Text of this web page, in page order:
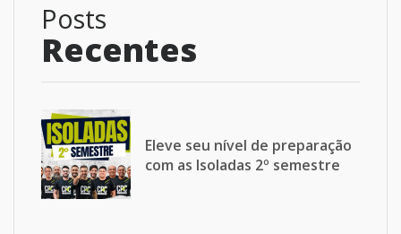
Posts
Recentes
Eleve seu nível de preparação
com as Isoladas 2º semestre